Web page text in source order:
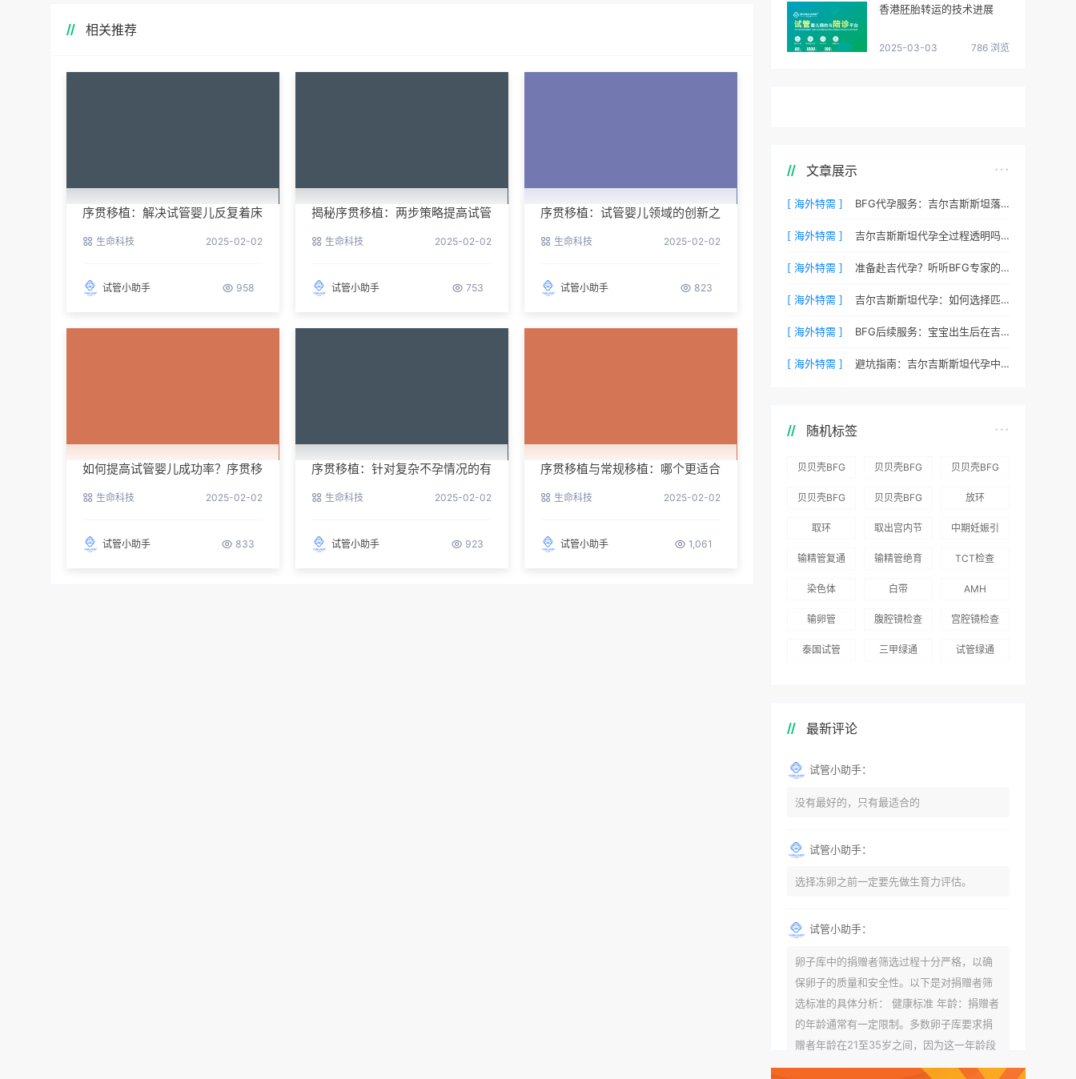
相关推荐
序贯移植：解决试管婴儿反复着床
生命科技 2025-02-02
试管小助手 958
揭秘序贯移植：两步策略提高试管
生命科技 2025-02-02
试管小助手 753
序贯移植：试管婴儿领域的创新之
生命科技 2025-02-02
试管小助手 823
如何提高试管婴儿成功率？序贯移
生命科技 2025-02-02
试管小助手 833
序贯移植：针对复杂不孕情况的有
生命科技 2025-02-02
试管小助手 923
序贯移植与常规移植：哪个更适合
生命科技 2025-02-02
试管小助手 1,061
香港胚胎转运的技术进展
2025-03-03 786 浏览
文章展示
[ 海外特需 ] BFG代孕服务：吉尔吉斯斯坦落地后的接机与翻译安排
[ 海外特需 ] 吉尔吉斯斯坦代孕全过程透明吗？BFG客户后台详解
[ 海外特需 ] 准备赴吉代孕？听听BFG专家的心理调适建议
[ 海外特需 ] 吉尔吉斯斯坦代孕：如何选择匹配的捐赠者？
[ 海外特需 ] BFG后续服务：宝宝出生后在吉尔吉斯斯坦的体检与回国
[ 海外特需 ] 避坑指南：吉尔吉斯斯坦代孕中常见的五个陷阱
随机标签
贝贝壳BFG
坦就诊患者
贝贝壳BFG
96.3%，“医
得分最高
贝贝壳BFG
划”：抱娃
贝贝壳BFG
资源库志愿
贝贝壳BFG
海外辅助生
放环
取环
取出宫内节
中期妊娠引
输精管复通
输精管绝育
TCT检查
染色体 白带 AMH
输卵管 腹腔镜检查 宫腔镜检查
泰国试管 三甲绿通 试管绿通
最新评论
试管小助手：
没有最好的，只有最适合的
试管小助手：
选择冻卵之前一定要先做生育力评估。
试管小助手：
卵子库中的捐赠者筛选过程十分严格，以确
保卵子的质量和安全性。以下是对捐赠者筛
选标准的具体分析： 健康标准 年龄：捐赠者
的年龄通常有一定限制。多数卵子库要求捐
赠者年龄在21至35岁之间，因为这一年龄段
女性的卵子质量相对较高。不过，不同卵子